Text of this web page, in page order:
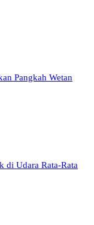
Pangkah Wetan
di Udara Rata-Rata